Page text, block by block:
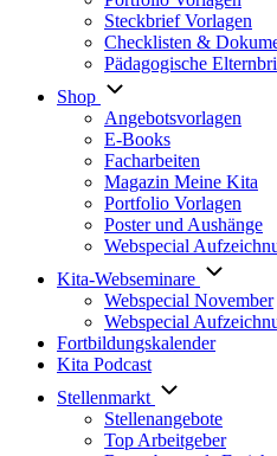
Steckbrief Vorlagen
Checklisten &
Pädagogische
Shop
Angebotsvorlagen
E-Books
Facharbeiten
Magazin Meine Kita
Portfolio Vorlagen
Poster und Aushänge
Webspecial
Kita-Webseminare
Webspecial November
Webspecial
Fortbildungskalender
Kita Podcast
Stellenmarkt
Stellenangebote
Top Arbeitgeber